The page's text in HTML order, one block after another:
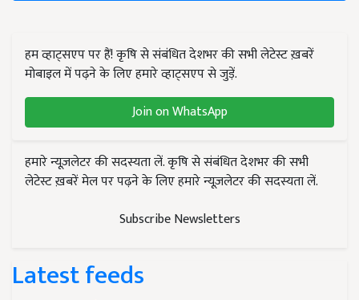
हम व्हाट्सएप पर हैं! कृषि से संबंधित देशभर की सभी लेटेस्ट ख़बरें
मोबाइल में पढ़ने के लिए हमारे व्हाट्सएप से जुड़ें.
Join on WhatsApp
हमारे न्यूज़लेटर की सदस्यता लें. कृषि से संबंधित देशभर की सभी
लेटेस्ट ख़बरें मेल पर पढ़ने के लिए हमारे न्यूज़लेटर की सदस्यता लें.
Subscribe Newsletters
Latest feeds